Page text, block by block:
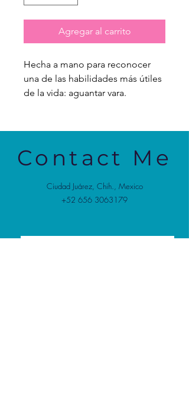
Agregar al carrito
Hecha a mano para reconocer
una de las habilidades más útiles
de la vida: aguantar vara.
Contact Me
Ciudad Juárez, Chih., Mexico
+52 656 3063179